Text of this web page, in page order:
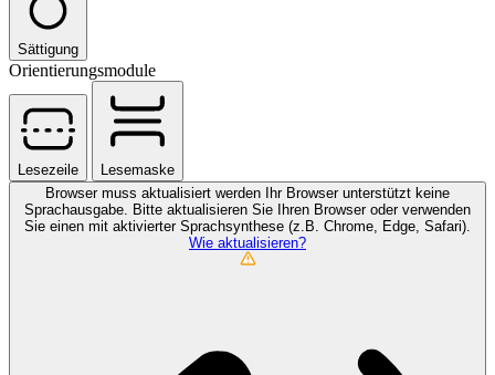
Sättigung
Orientierungsmodule
Lesezeile
Lesemaske
Browser muss aktualisiert werden
Ihr Browser unterstützt keine
Sprachausgabe. Bitte aktualisieren Sie Ihren Browser oder verwenden
Sie einen mit aktivierter Sprachsynthese (z.B. Chrome, Edge, Safari).
Wie aktualisieren?